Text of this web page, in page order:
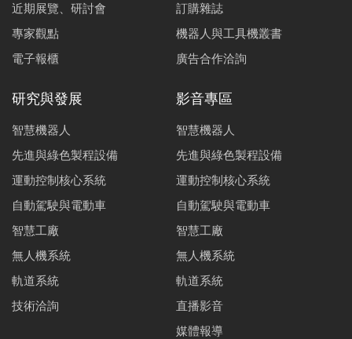
近期展覽、研討會
專家觀點
電子報櫃
訂購雜誌
機器人與工具機叢書
廣告合作洽詢
研究與發展
智慧機器人
先進與綠色製程設備
運動控制核心系統
自動駕駛與電動車
智慧工廠
無人機系統
軌道系統
技術洽詢
影音專區
智慧機器人
先進與綠色製程設備
運動控制核心系統
自動駕駛與電動車
智慧工廠
無人機系統
軌道系統
直播影音
媒體報導